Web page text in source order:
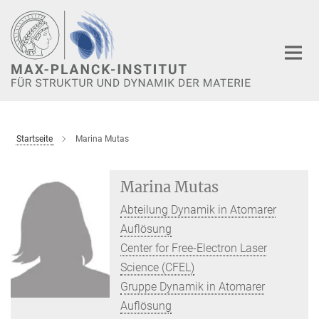
Hauptinhalt
Startseite Marina Mutas
Marina Mutas
Abteilung Dynamik in Atomarer
Auflösung
Center for Free-Electron Laser
Science (CFEL)
Gruppe Dynamik in Atomarer
Auflösung